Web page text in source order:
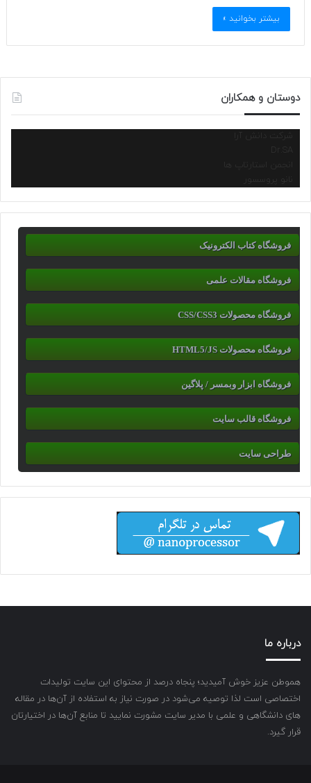
بیشتر بخوانید »
دوستان و همکاران
شرکت دانش آرا
انجمن استارتاپ ها
نانو پروسسور
فروشگاه کتاب الکترونیک
فروشگاه مقالات علمی
فروشگاه محصولات CSS/CSS3
فروشگاه محصولات HTML5/JS
فروشگاه ابزار وبمسر / پلاگین
فروشگاه قالب سایت
طراحی سایت
درباره ما
هموطن عزیز خوش آمیدید؛ پنجاه درصد از محتوای این سایت تولیدات
اختصاصی است لذا توصیه می‌شود در صورت نیاز به استفاده از آن‌ها در مقاله
های دانشگاهی و علمی با مدیر سایت مشورت نمایید تا منابع آن‌ها در اختیارتان
قرار گیرد.